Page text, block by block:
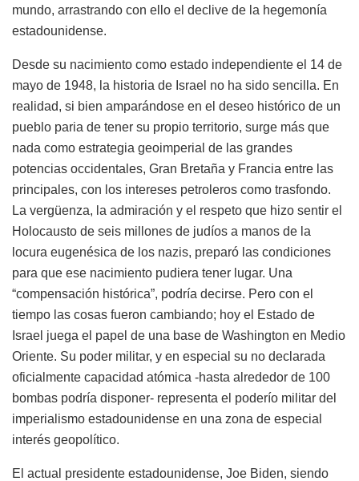
mundo, arrastrando con ello el declive de la hegemonía
estadounidense.
Desde su nacimiento como estado independiente el 14 de
mayo de 1948, la historia de Israel no ha sido sencilla. En
realidad, si bien amparándose en el deseo histórico de un
pueblo paria de tener su propio territorio, surge más que
nada como estrategia geoimperial de las grandes
potencias occidentales, Gran Bretaña y Francia entre las
principales, con los intereses petroleros como trasfondo.
La vergüenza, la admiración y el respeto que hizo sentir el
Holocausto de seis millones de judíos a manos de la
locura eugenésica de los nazis, preparó las condiciones
para que ese nacimiento pudiera tener lugar. Una
“compensación histórica”, podría decirse. Pero con el
tiempo las cosas fueron cambiando; hoy el Estado de
Israel juega el papel de una base de Washington en Medio
Oriente. Su poder militar, y en especial su no declarada
oficialmente capacidad atómica -hasta alrededor de 100
bombas podría disponer- representa el poderío militar del
imperialismo estadounidense en una zona de especial
interés geopolítico.
El actual presidente estadounidense, Joe Biden, siendo